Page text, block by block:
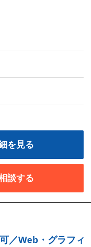
を見る
談する
／Web・グラフィ